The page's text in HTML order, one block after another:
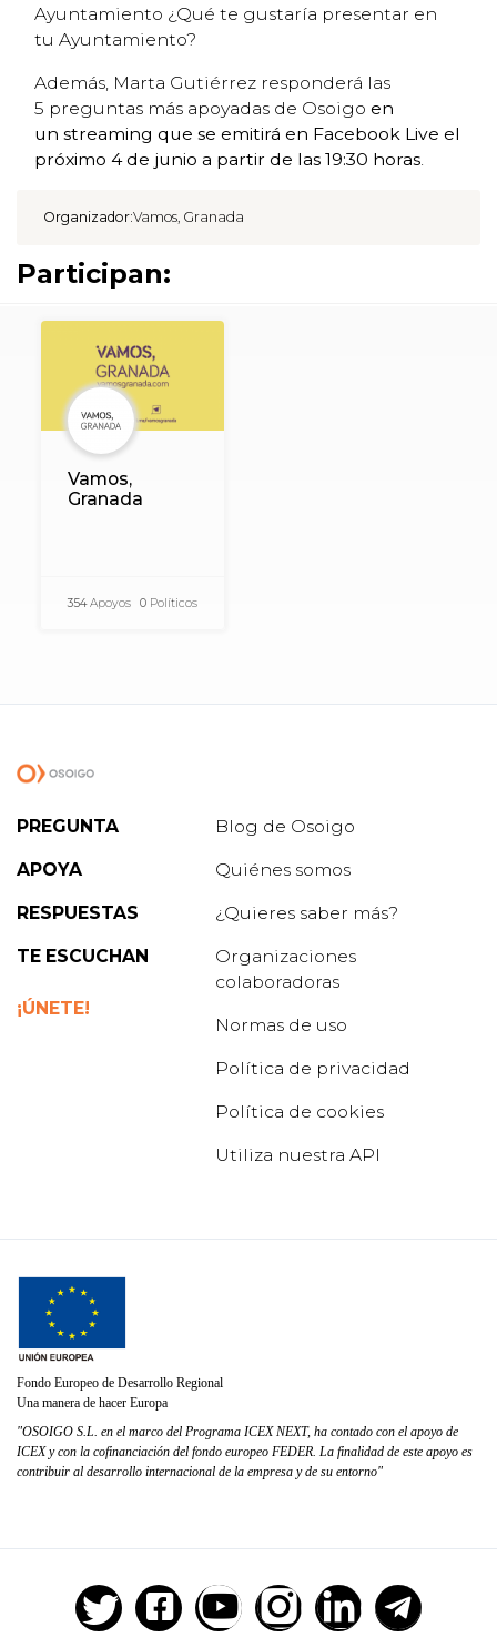
Ayuntamiento ¿Qué te gustaría presentar en
tu Ayuntamiento?
Además, Marta Gutiérrez responderá las
5 preguntas más apoyadas de Osoigo en
un streaming que se emitirá en Facebook Live el
próximo 4 de junio a partir de las 19:30 horas
Organizador:Vamos, Granada
Participan:
Vamos,
Granada
354Apoyos 0 Políticos
PREGUNTA
APOYA
RESPUESTAS
TE ESCUCHAN
¡ÚNETE!
Blog de Osoigo
Quiénes somos
¿Quieres saber más?
Organizaciones
colaboradoras
Normas de uso
Política de privacidad
Política de cookies
Utiliza nuestra API
Fondo Europeo de Desarrollo Regional
Una manera de hacer Europa
"OSOIGO S.L. en el marco del Programa ICEX NEXT, ha contado con el apoyo de
ICEX y con la cofinanciación del fondo europeo FEDER. La finalidad de este apoyo es
contribuir al desarrollo internacional de la empresa y de su entorno"